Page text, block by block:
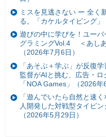
ミスを見逃さない ー 全く
る。「カケルタイピング」
遊びの中に学びを！ユー
グラミングVol.4 ＜あし
（2026年7月6日）
「あそぶ＋学ぶ」が反復
監督がAIと挑む、広告・
「NOA Games」（2026年
「遊んでいたら自然と速
人開発した対戦型タイピン
（2026年5月29日）